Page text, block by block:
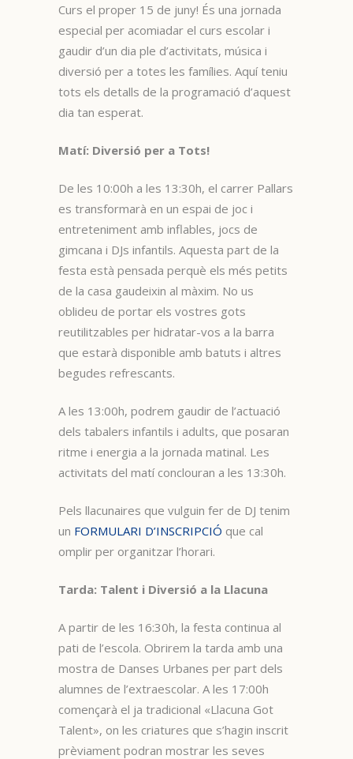
Curs el proper 15 de juny! És una jornada
especial per acomiadar el curs escolar i
gaudir d’un dia ple d’activitats, música i
diversió per a totes les famílies. Aquí teniu
tots els detalls de la programació d’aquest
dia tan esperat.
Matí: Diversió per a Tots!
De les 10:00h a les 13:30h, el carrer Pallars
es transformarà en un espai de joc i
entreteniment amb inflables, jocs de
gimcana i DJs infantils. Aquesta part de la
festa està pensada perquè els més petits
de la casa gaudeixin al màxim. No us
oblideu de portar els vostres gots
reutilitzables per hidratar-vos a la barra
que estarà disponible amb batuts i altres
begudes refrescants.
A les 13:00h, podrem gaudir de l’actuació
dels tabalers infantils i adults, que posaran
ritme i energia a la jornada matinal. Les
activitats del matí conclouran a les 13:30h.
Pels llacunaires que vulguin fer de DJ tenim
un FORMULARI D’INSCRIPCIÓ que cal
omplir per organitzar l’horari.
Tarda: Talent i Diversió a la Llacuna
A partir de les 16:30h, la festa continua al
pati de l’escola. Obrirem la tarda amb una
mostra de Danses Urbanes per part dels
alumnes de l’extraescolar. A les 17:00h
començarà el ja tradicional «Llacuna Got
Talent», on les criatures que s’hagin inscrit
prèviament podran mostrar les seves